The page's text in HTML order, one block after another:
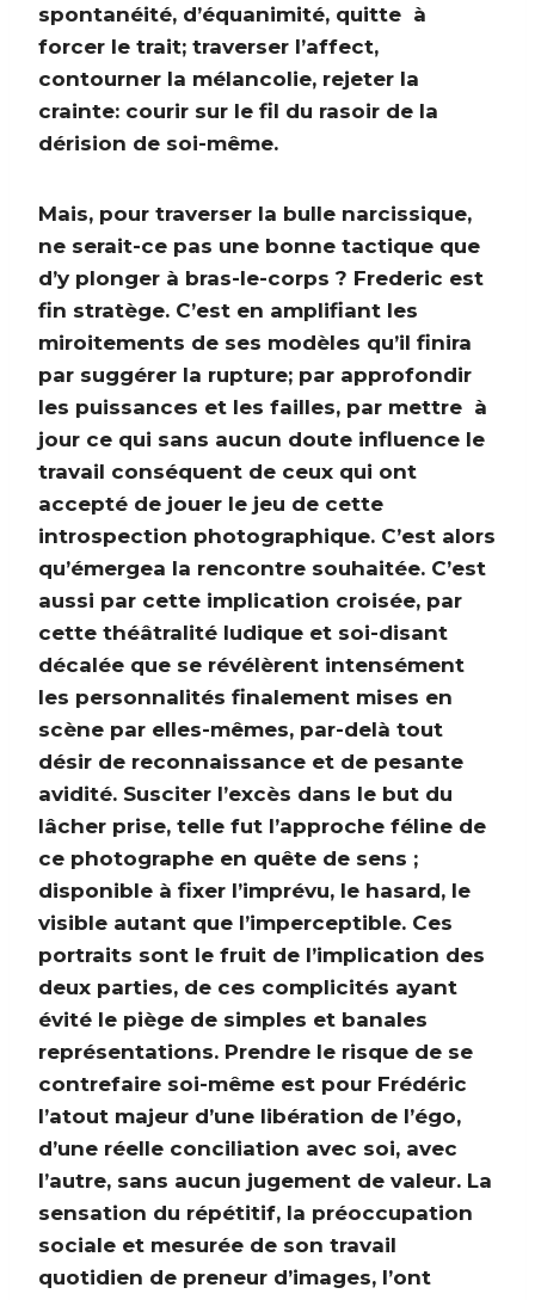
spontanéité, d’équanimité, quitte à
forcer le trait; traverser l’affect,
contourner la mélancolie, rejeter la
crainte: courir sur le fil du rasoir de la
dérision de soi-même.
Mais, pour traverser la bulle narcissique,
ne serait-ce pas une bonne tactique que
d’y plonger à bras-le-corps ? Frederic est
fin stratège. C’est en amplifiant les
miroitements de ses modèles qu’il finira
par suggérer la rupture; par approfondir
les puissances et les failles, par mettre à
jour ce qui sans aucun doute influence le
travail conséquent de ceux qui ont
accepté de jouer le jeu de cette
introspection photographique. C’est alors
qu’émergea la rencontre souhaitée. C’est
aussi par cette implication croisée, par
cette théâtralité ludique et soi-disant
décalée que se révélèrent intensément
les personnalités finalement mises en
scène par elles-mêmes, par-delà tout
désir de reconnaissance et de pesante
avidité. Susciter l’excès dans le but du
lâcher prise, telle fut l’approche féline de
ce photographe en quête de sens ;
disponible à fixer l’imprévu, le hasard, le
visible autant que l’imperceptible. Ces
portraits sont le fruit de l’implication des
deux parties, de ces complicités ayant
évité le piège de simples et banales
représentations. Prendre le risque de se
contrefaire soi-même est pour Frédéric
l’atout majeur d’une libération de l’égo,
d’une réelle conciliation avec soi, avec
l’autre, sans aucun jugement de valeur. La
sensation du répétitif, la préoccupation
sociale et mesurée de son travail
quotidien de preneur d’images, l’ont